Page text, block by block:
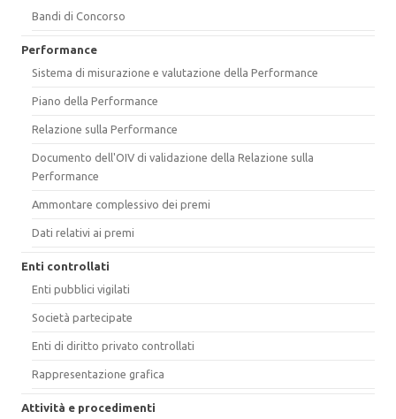
Bandi di Concorso
Performance
Sistema di misurazione e valutazione della Performance
Piano della Performance
Relazione sulla Performance
Documento dell'OIV di validazione della Relazione sulla
Performance
Ammontare complessivo dei premi
Dati relativi ai premi
Enti controllati
Enti pubblici vigilati
Società partecipate
Enti di diritto privato controllati
Rappresentazione grafica
Attività e procedimenti